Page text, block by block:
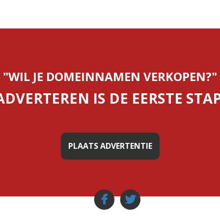
"WIL JE DOMEINNAMEN VERKOPEN?"
IS DE EERSTE
PLAATS ADVERTENTIE